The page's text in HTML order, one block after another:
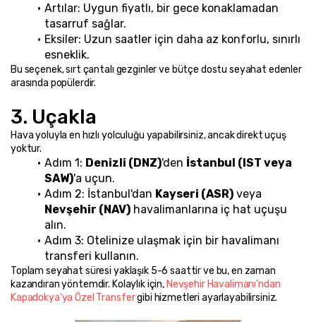
Artılar: Uygun fiyatlı, bir gece konaklamadan
tasarruf sağlar.
Eksiler: Uzun saatler için daha az konforlu, sınırlı
esneklik.
Bu seçenek, sırt çantalı gezginler ve bütçe dostu seyahat edenler
arasında popülerdir.
3. Uçakla
Hava yoluyla en hızlı yolculuğu yapabilirsiniz, ancak direkt uçuş
yoktur.
Adım 1: Denizli (DNZ)'den İstanbul (IST veya
SAW)'a uçun.
Adım 2: İstanbul'dan Kayseri (ASR)
Nevşehir (NAV) havalimanlarına iç hat uçuşu
alın.
Adım 3: Otelinize ulaşmak için bir havalimanı
transferi kullanın.
Toplam seyahat süresi yaklaşık 5-6 saattir ve bu, en zaman
kazandıran yöntemdir. Kolaylık için, Nevşehir Havalimanı'ndan
Kapadokya'ya Özel Transfer gibi hizmetleri ayarlayabilirsiniz.